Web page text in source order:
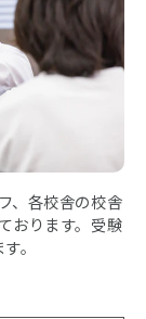
、各校舎の校舎
おります。受験
。